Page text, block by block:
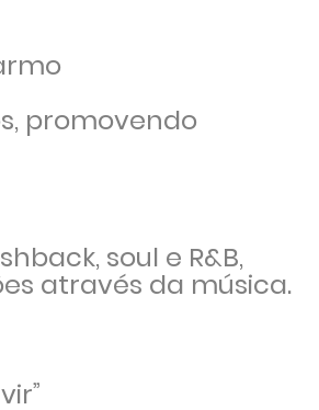
promovendo
soul e R&B,
através da música.
”